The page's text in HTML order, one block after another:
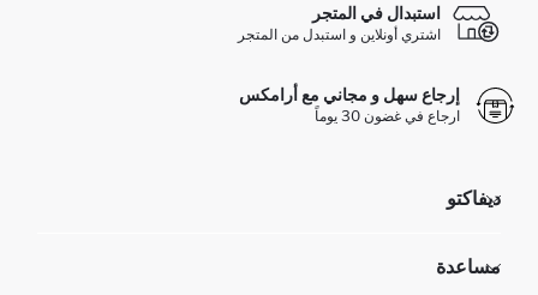
استبدال في المتجر
اشتري أونلاين و استبدل من المتجر
إرجاع سهل و مجاني مع أرامكس
ارجاع في غضون 30 يوماً
ديفاكتو
تعرف علينا
مساعدة